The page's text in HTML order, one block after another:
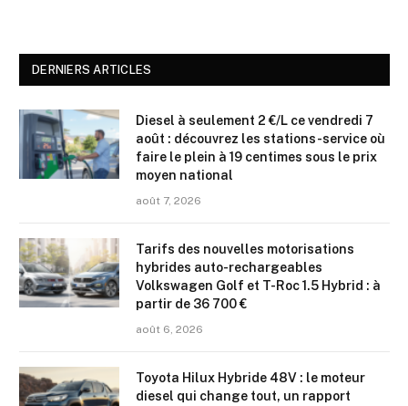
DERNIERS ARTICLES
Diesel à seulement 2 €/L ce vendredi 7
août : découvrez les stations-service où
faire le plein à 19 centimes sous le prix
moyen national
août 7, 2026
Tarifs des nouvelles motorisations
hybrides auto-rechargeables
Volkswagen Golf et T-Roc 1.5 Hybrid : à
partir de 36 700 €
août 6, 2026
Toyota Hilux Hybride 48V : le moteur
diesel qui change tout, un rapport